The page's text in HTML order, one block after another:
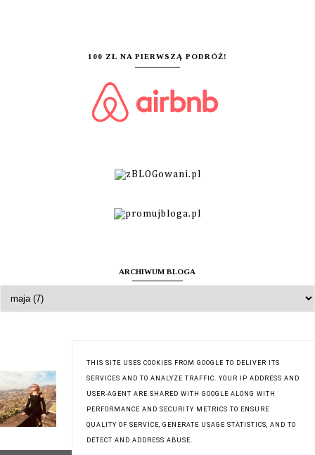
100 ZŁ NA PIERWSZĄ PODRÓŻ!
ARCHIWUM BLOGA
Zuzanna
Wyświetl mój pełny profil
THIS SITE USES COOKIES FROM GOOGLE TO DELIVER ITS
SERVICES AND TO ANALYZE TRAFFIC. YOUR IP ADDRESS AND
USER-AGENT ARE SHARED WITH GOOGLE ALONG WITH
PERFORMANCE AND SECURITY METRICS TO ENSURE
QUALITY OF SERVICE, GENERATE USAGE STATISTICS, AND TO
DETECT AND ADDRESS ABUSE.